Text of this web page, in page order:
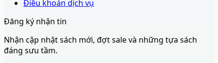
Điều khoản dịch vụ
Đăng ký nhận tin
Nhận cập nhật sách mới, đợt sale và những tựa sách
đáng sưu tầm.